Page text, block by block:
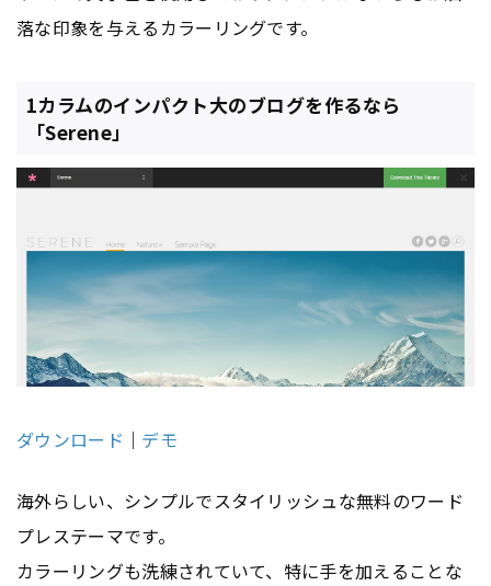
落な印象を与えるカラーリングです。
1カラムのインパクト大のブログを作るなら
「Serene」
ダウンロード ｜ デモ
海外らしい、シンプルでスタイリッシュな無料のワード
プレステーマです。
カラーリングも洗練されていて、特に手を加えることな